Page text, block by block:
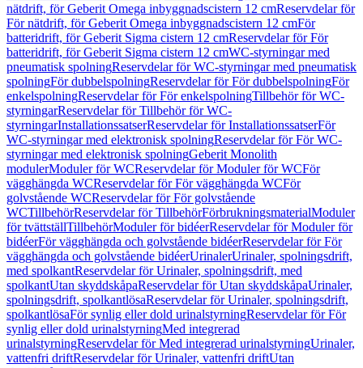
nätdrift, för Geberit Omega inbyggnadscistern 12 cmReservdelar för
För nätdrift, för Geberit Omega inbyggnadscistern 12 cmFör
batteridrift, för Geberit Sigma cistern 12 cmReservdelar för För
batteridrift, för Geberit Sigma cistern 12 cmWC-styrningar med
pneumatisk spolningReservdelar för WC-styrningar med pneumatisk
spolningFör dubbelspolningReservdelar för För dubbelspolningFör
enkelspolningReservdelar för För enkelspolningTillbehör för WC-
styrningarReservdelar för Tillbehör för WC-
styrningarInstallationssatserReservdelar för InstallationssatserFör
WC-styrningar med elektronisk spolningReservdelar för För WC-
styrningar med elektronisk spolningGeberit Monolith
modulerModuler för WCReservdelar för Moduler för WCFör
vägghängda WCReservdelar för För vägghängda WCFör
golvstående WCReservdelar för För golvstående
WCTillbehörReservdelar för TillbehörFörbrukningsmaterialModuler
för tvättställTillbehörModuler för bidéerReservdelar för Moduler för
bidéerFör vägghängda och golvstående bidéerReservdelar för För
vägghängda och golvstående bidéerUrinalerUrinaler, spolningsdrift,
med spolkantReservdelar för Urinaler, spolningsdrift, med
spolkantUtan skyddskåpaReservdelar för Utan skyddskåpaUrinaler,
spolningsdrift, spolkantlösaReservdelar för Urinaler, spolningsdrift,
spolkantlösaFör synlig eller dold urinalstyrningReservdelar för För
synlig eller dold urinalstyrningMed integrerad
urinalstyrningReservdelar för Med integrerad urinalstyrningUrinaler,
vattenfri driftReservdelar för Urinaler, vattenfri driftUtan